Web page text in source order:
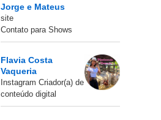
Jorge e Mateus
site
Contato para Shows
Flavia Costa
Vaqueria
Instagram Criador(a) de
conteúdo digital